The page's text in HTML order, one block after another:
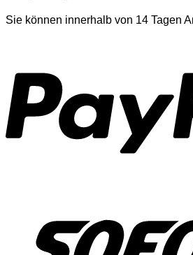
Sie können innerhalb von 14 Tagen